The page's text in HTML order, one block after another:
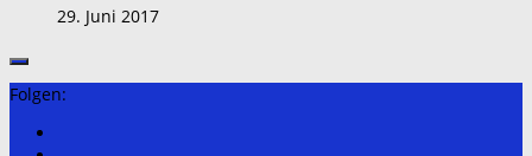
29. Juni 2017
Folgen: